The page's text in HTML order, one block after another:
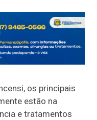
os principais
estão na
e tratamentos